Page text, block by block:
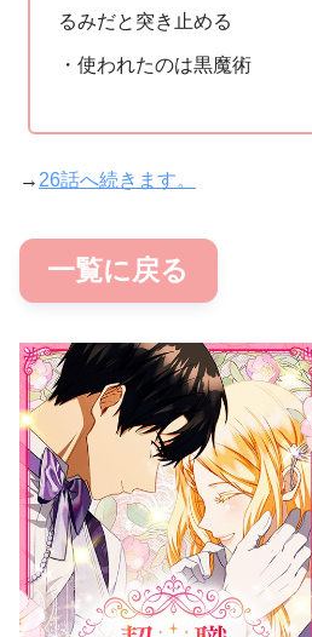
るみだと突き止める
・使われたのは黒魔術
→ 26話へ続きます。
一覧に戻る